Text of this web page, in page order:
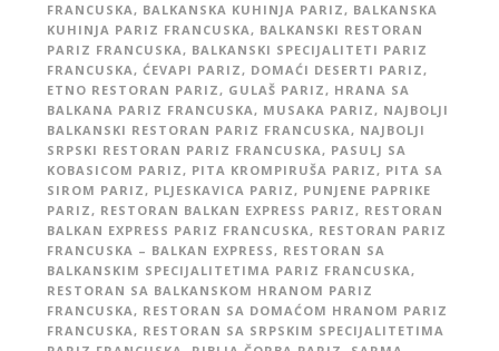
FRANCUSKA, BALKANSKA KUHINJA PARIZ, BALKANSKA
KUHINJA PARIZ FRANCUSKA, BALKANSKI RESTORAN
PARIZ FRANCUSKA, BALKANSKI SPECIJALITETI PARIZ
FRANCUSKA, ĆEVAPI PARIZ, DOMAĆI DESERTI PARIZ,
ETNO RESTORAN PARIZ, GULAŠ PARIZ, HRANA SA
BALKANA PARIZ FRANCUSKA, MUSAKA PARIZ, NAJBOLJI
BALKANSKI RESTORAN PARIZ FRANCUSKA, NAJBOLJI
SRPSKI RESTORAN PARIZ FRANCUSKA, PASULJ SA
KOBASICOM PARIZ, PITA KROMPIRUŠA PARIZ, PITA SA
SIROM PARIZ, PLJESKAVICA PARIZ, PUNJENE PAPRIKE
PARIZ, RESTORAN BALKAN EXPRESS PARIZ, RESTORAN
BALKAN EXPRESS PARIZ FRANCUSKA, RESTORAN PARIZ
FRANCUSKA – BALKAN EXPRESS, RESTORAN SA
BALKANSKIM SPECIJALITETIMA PARIZ FRANCUSKA,
RESTORAN SA BALKANSKOM HRANOM PARIZ
FRANCUSKA, RESTORAN SA DOMAĆOM HRANOM PARIZ
FRANCUSKA, RESTORAN SA SRPSKIM SPECIJALITETIMA